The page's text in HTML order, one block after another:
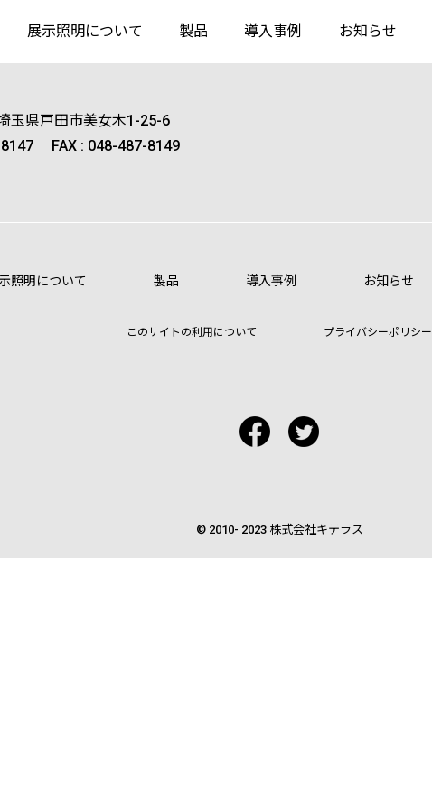
展示照明について 製品 導入事例 お知らせ
玉県戸田市美女木1-25-6
FAX : 048-487-8149
照明について 製品 導入事例 お知らせ
このサイトの利用について プライバシーポリシー
© 2010- 2023 株式会社キテラス